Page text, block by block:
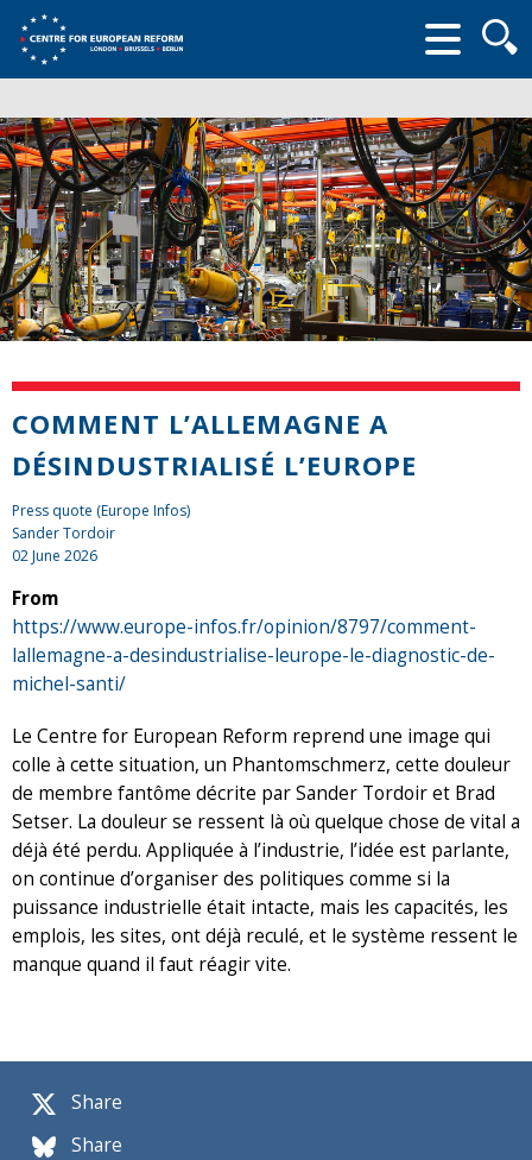
form
Share
Share
COMMENT L’ALLEMAGNE A
DÉSINDUSTRIALISÉ L’EUROPE
Press quote (Europe Infos)
Sander Tordoir
02 June 2026
From
https://www.europe-infos.fr/opinion/8797/comment-
lallemagne-a-desindustrialise-leurope-le-diagnostic-de-
michel-santi/
Le Centre for European Reform reprend une image qui
colle à cette situation, un Phantomschmerz, cette douleur
de membre fantôme décrite par Sander Tordoir et Brad
Setser. La douleur se ressent là où quelque chose de vital a
déjà été perdu. Appliquée à l’industrie, l’idée est parlante,
on continue d’organiser des politiques comme si la
puissance industrielle était intacte, mais les capacités, les
emplois, les sites, ont déjà reculé, et le système ressent le
manque quand il faut réagir vite.